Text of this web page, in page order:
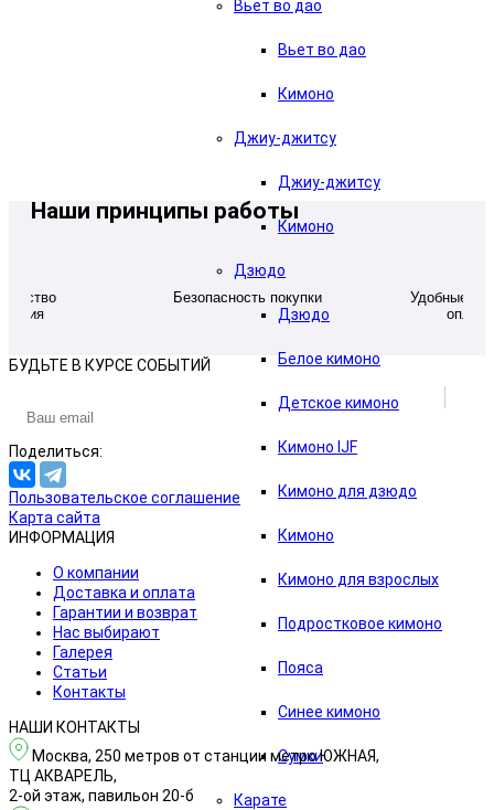
Вьет во дао
Вьет во дао
Кимоно
Джиу-джитсу
Джиу-джитсу
Кимоно
Дзюдо
Дзюдо
Белое кимоно
Детское кимоно
Кимоно IJF
Кимоно для дзюдо
Кимоно
Кимоно для взрослых
Подростковое кимоно
Пояса
Синее кимоно
Сумки
Карате
Наши принципы работы
Безопасность покупки
Удобные
БУДЬТЕ В КУРСЕ СОБЫТИЙ
Поделиться:
Пользовательское соглашение
Карта сайта
ИНФОРМАЦИЯ
О компании
Доставка и оплата
Гарантии и возврат
Нас выбирают
Галерея
Статьи
Контакты
НАШИ КОНТАКТЫ
Москва, 250 метров от станции метро ЮЖНАЯ,
ТЦ АКВАРЕЛЬ,
2-ой этаж, павильон 20-б